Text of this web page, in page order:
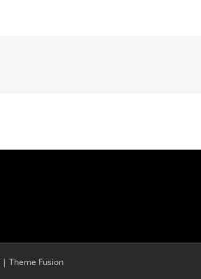
| Theme Fusion